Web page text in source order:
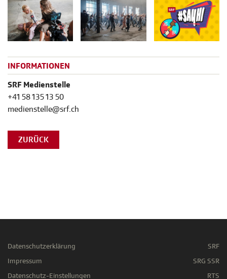
INFORMATIONEN
SRF Medienstelle
+41 58 135 13 50
medienstelle@srf.ch
ZURÜCK
Datenschutzerklärung
Impressum
Datenschutz-Einstellungen
SRF
SRG SSR
RTS